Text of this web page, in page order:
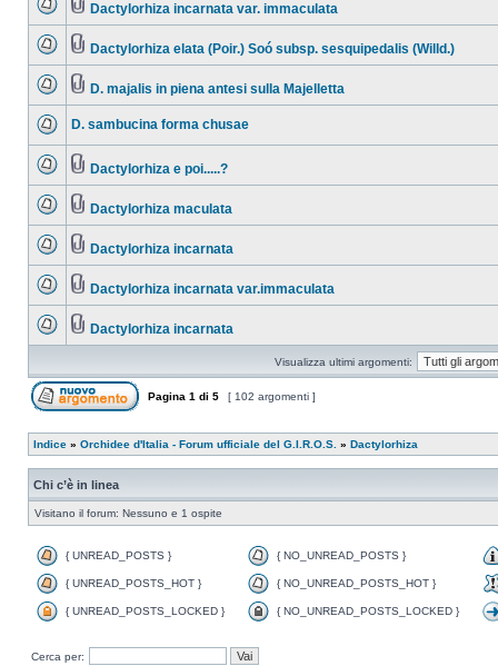
Dactylorhiza incarnata var. immaculata
Dactylorhiza elata (Poir.) Soó subsp. sesquipedalis (Willd.)
D. majalis in piena antesi sulla Majelletta
D. sambucina forma chusae
Dactylorhiza e poi.....?
Dactylorhiza maculata
Dactylorhiza incarnata
Dactylorhiza incarnata var.immaculata
Dactylorhiza incarnata
Visualizza ultimi argomenti:
Pagina 1 di 5 [ 102 argomenti ]
Indice » Orchidee d'Italia - Forum ufficiale del G.I.R.O.S. » Dactylorhiza
Chi c’è in linea
Visitano il forum: Nessuno e 1 ospite
{ UNREAD_POSTS } { NO_UNREAD_POSTS }
{ UNREAD_POSTS_HOT } { NO_UNREAD_POSTS_HOT }
{ UNREAD_POSTS_LOCKED } { NO_UNREAD_POSTS_LOCKED }
Cerca per: